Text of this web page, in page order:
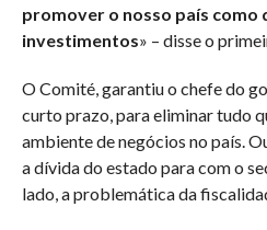
promover o nosso país como
investimentos» – disse o
O Comité, garantiu o chefe do
curto prazo, para eliminar tudo
ambiente de negócios no país.
a dívida do estado para com o
lado, a problemática da